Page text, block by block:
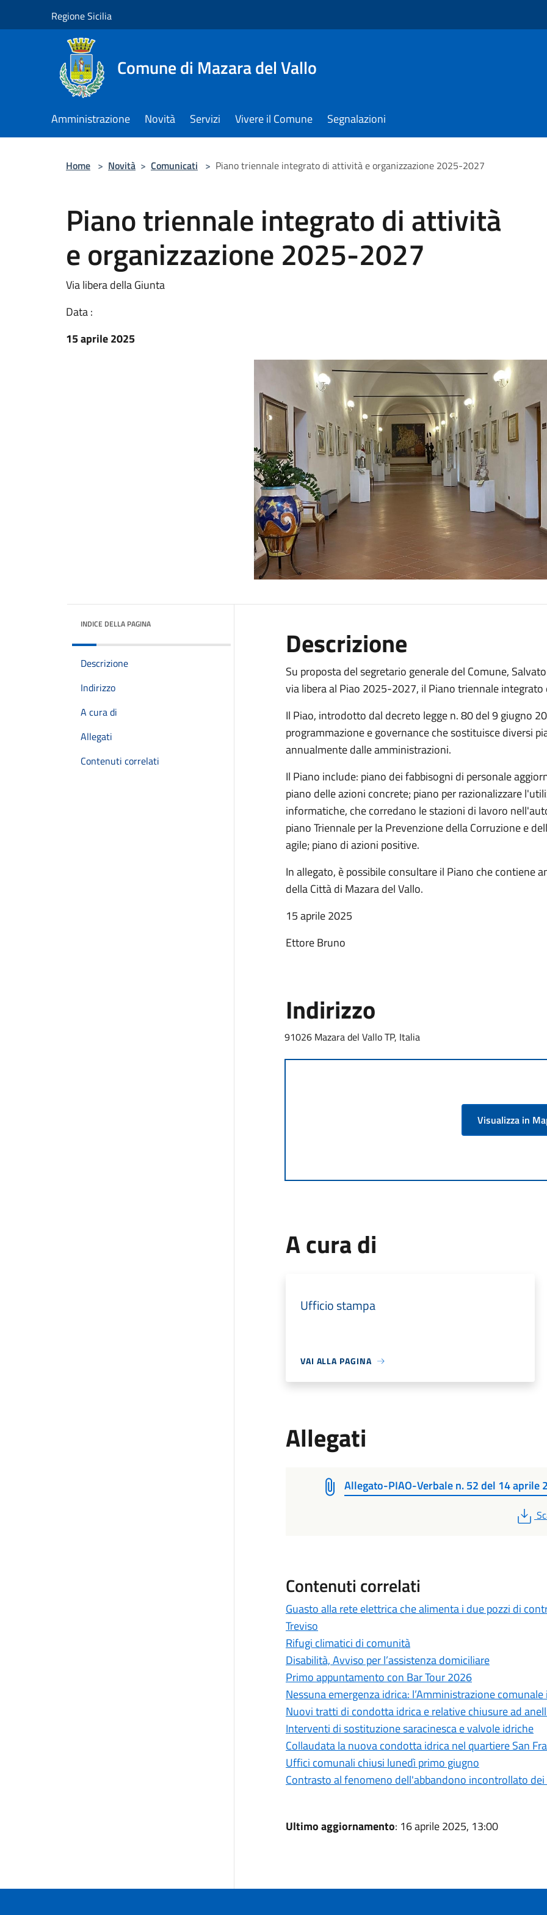
Regione Sicilia
Comune di Mazara del Vallo
Amministrazione Novità Servizi Vivere il Comune Segnalazioni
Home > Novità > Comunicati > Piano triennale integrato di attività e organizzazione 2025-2027
Piano triennale integrato di attività
e organizzazione 2025-2027
Via libera della Giunta
Data :
15 aprile 2025
INDICE DELLA PAGINA
Descrizione
Indirizzo
A cura di
Allegati
Contenuti correlati
Descrizione
Su proposta del segretario generale del Comune,
via libera al Piao 2025-2027, il Piano triennale
Il Piao, introdotto dal decreto legge n. 80 del 9 giugno
programmazione e governance che sostituisce diversi
annualmente dalle amministrazioni.
Il Piano include: piano dei fabbisogni di personale
piano delle azioni concrete; piano per razionalizzare
informatiche, che corredano le stazioni di lavoro
piano Triennale per la Prevenzione della Corruzione e
agile; piano di azioni positive.
In allegato, è possibile consultare il Piano che contiene
della Città di Mazara del Vallo.
15 aprile 2025
Ettore Bruno
Indirizzo
91026 Mazara del Vallo TP, Italia
Visualizza in
A cura di
Ufficio stampa
VAI ALLA PAGINA
Allegati
Allegato-PIAO-Verbale n. 52 del 14 aprile
Contenuti correlati
Guasto alla rete elettrica che alimenta i due pozzi di
Treviso
Rifugi climatici di comunità
Disabilità, Avviso per l’assistenza domiciliare
Primo appuntamento con Bar Tour 2026
Nessuna emergenza idrica: l’Amministrazione
Nuovi tratti di condotta idrica e relative chiusure ad
Interventi di sostituzione saracinesca e valvole idriche
Collaudata la nuova condotta idrica nel quartiere San
Uffici comunali chiusi lunedì primo giugno
Contrasto al fenomeno dell'abbandono incontrollato
Ultimo aggiornamento: 16 aprile 2025, 13:00